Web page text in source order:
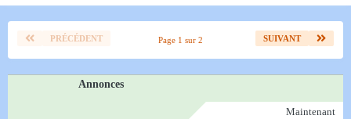
PRÉCÉDENT SUIVANT
Page 1 sur 2
Annonces
Maintenant